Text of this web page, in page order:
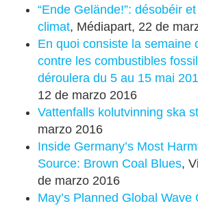
“Ende Gelände!”: désobéir
climat, Médiapart, 22 de
En quoi consiste la semaine
contre les combustibles
déroulera du 5 au 15 mai
12 de marzo 2016
Vattenfalls kolutvinning ska
marzo 2016
Inside Germany’s Most
Source: Brown Coal Blues,
de marzo 2016
May’s Planned Global Wave